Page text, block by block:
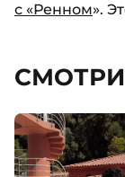
с «Ренном».